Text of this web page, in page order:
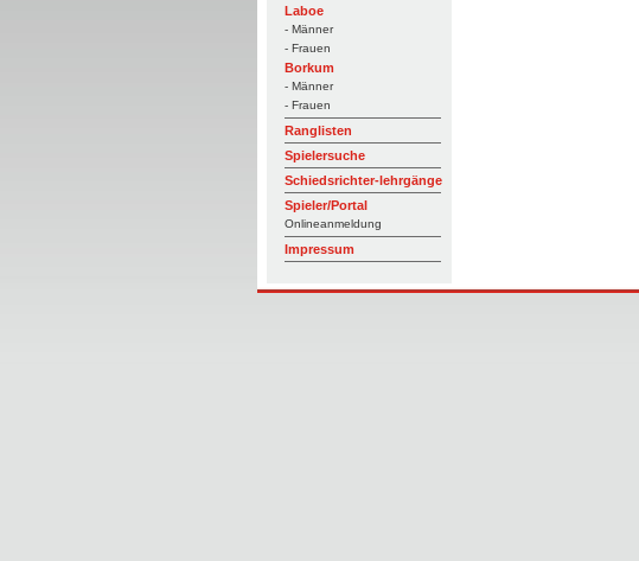
Laboe
- Männer
- Frauen
Borkum
- Männer
- Frauen
Ranglisten
Spielersuche
Schiedsrichter-lehrgänge
Spieler/Portal
Onlineanmeldung
Impressum